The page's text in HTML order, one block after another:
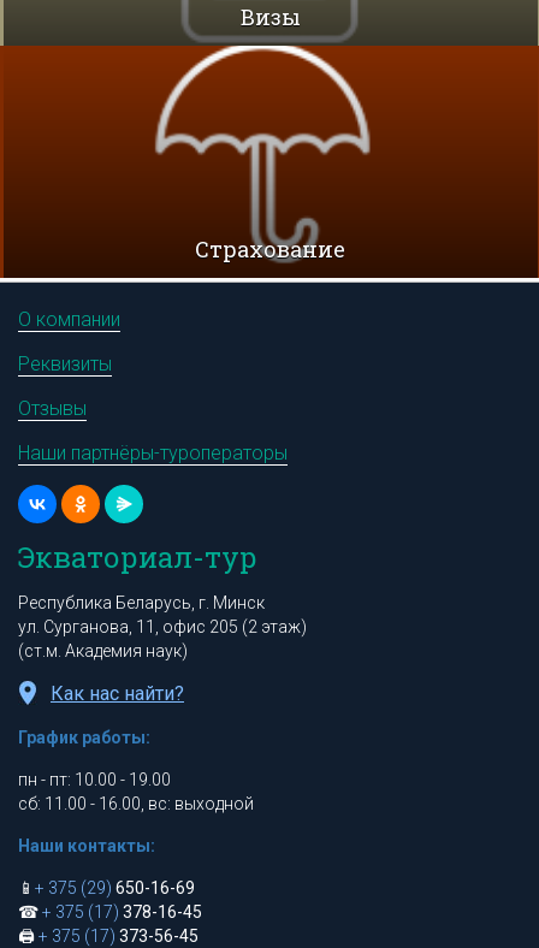
Визы
Cтрахование
О компании
Реквизиты
Отзывы
Наши партнёры-туроператоры
Экваториал-тур
Республика Беларусь, г. Минск
ул. Сурганова, 11, офис 205 (2 этаж)
(ст.м. Академия наук)
Как нас найти?
График работы:
пн - пт: 10.00 - 19.00
сб: 11.00 - 16.00, вс: выходной
Наши контакты:
📱 + 375 (29) 650-16-69
☎+ 375 (17) 378-16-45
🖨+ 375 (17) 373-56-45